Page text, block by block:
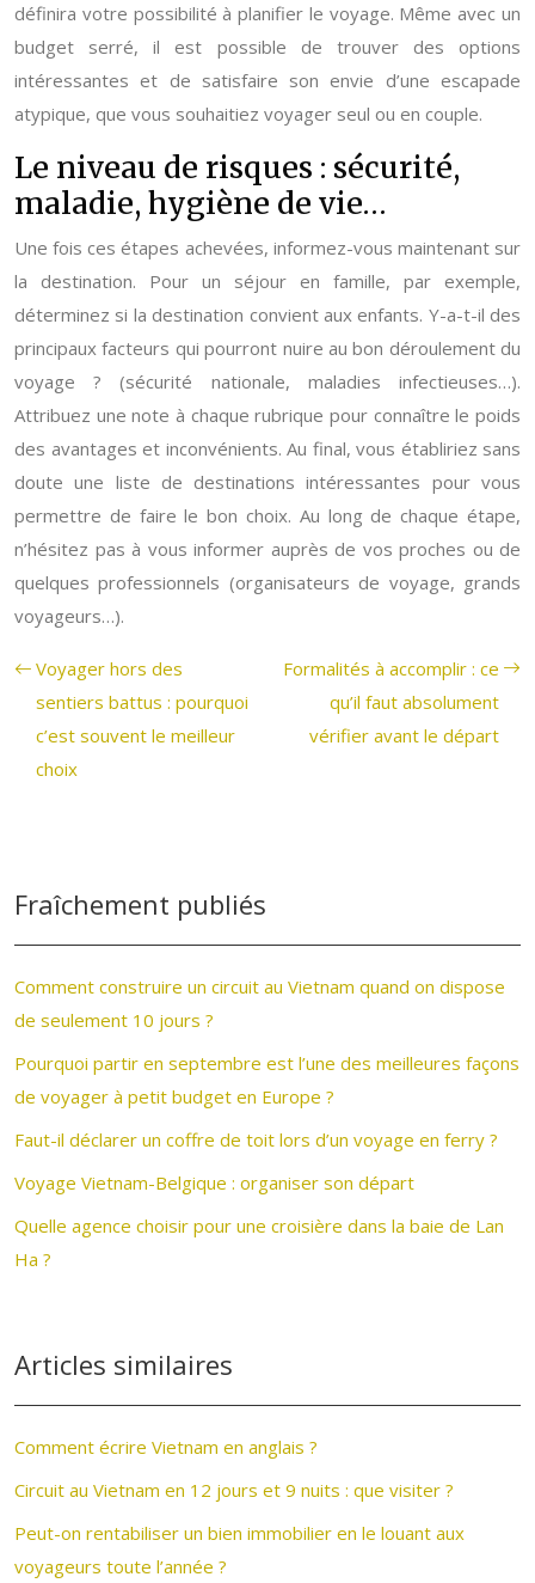
définira votre possibilité à planifier le voyage. Même avec un
budget serré, il est possible de trouver des options
intéressantes et de satisfaire son envie d’une escapade
atypique, que vous souhaitiez voyager seul ou en couple.
Le niveau de risques : sécurité,
maladie, hygiène de vie…
Une fois ces étapes achevées, informez-vous maintenant sur
la destination. Pour un séjour en famille, par exemple,
déterminez si la destination convient aux enfants. Y-a-t-il des
principaux facteurs qui pourront nuire au bon déroulement du
voyage ? (sécurité nationale, maladies infectieuses…).
Attribuez une note à chaque rubrique pour connaître le poids
des avantages et inconvénients. Au final, vous établiriez sans
doute une liste de destinations intéressantes pour vous
permettre de faire le bon choix. Au long de chaque étape,
n’hésitez pas à vous informer auprès de vos proches ou de
quelques professionnels (organisateurs de voyage, grands
voyageurs…).
Voyager hors des
sentiers battus : pourquoi
c’est souvent le meilleur
choix
Formalités à accomplir : ce
qu’il faut absolument
vérifier avant le départ
Fraîchement publiés
Comment construire un circuit au Vietnam quand on dispose
de seulement 10 jours ?
Pourquoi partir en septembre est l’une des meilleures façons
de voyager à petit budget en Europe ?
Faut-il déclarer un coffre de toit lors d’un voyage en ferry ?
Voyage Vietnam-Belgique : organiser son départ
Quelle agence choisir pour une croisière dans la baie de Lan
Ha ?
Articles similaires
Comment écrire Vietnam en anglais ?
Circuit au Vietnam en 12 jours et 9 nuits : que visiter ?
Peut-on rentabiliser un bien immobilier en le louant aux
voyageurs toute l’année ?